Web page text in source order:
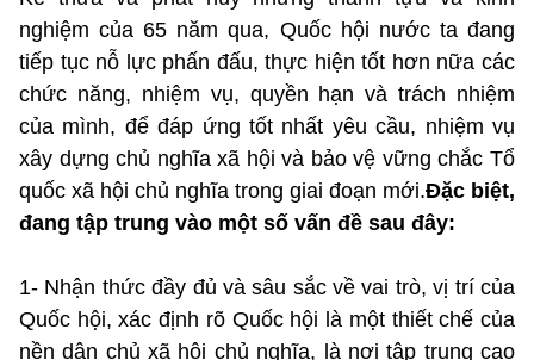
nghiệm của 65 năm qua, Quốc hội nước ta đang
tiếp tục nỗ lực phấn đấu, thực hiện tốt hơn nữa các
chức năng, nhiệm vụ, quyền hạn và trách nhiệm
của mình, để đáp ứng tốt nhất yêu cầu, nhiệm vụ
xây dựng chủ nghĩa xã hội và bảo vệ vững chắc Tổ
quốc xã hội chủ nghĩa trong giai đoạn mới.Đặc biệt,
đang tập trung vào một số vấn đề sau đây:
1- Nhận thức đầy đủ và sâu sắc về vai trò, vị trí của
Quốc hội, xác định rõ Quốc hội là một thiết chế của
nền dân chủ xã hội chủ nghĩa, là nơi tập trung cao